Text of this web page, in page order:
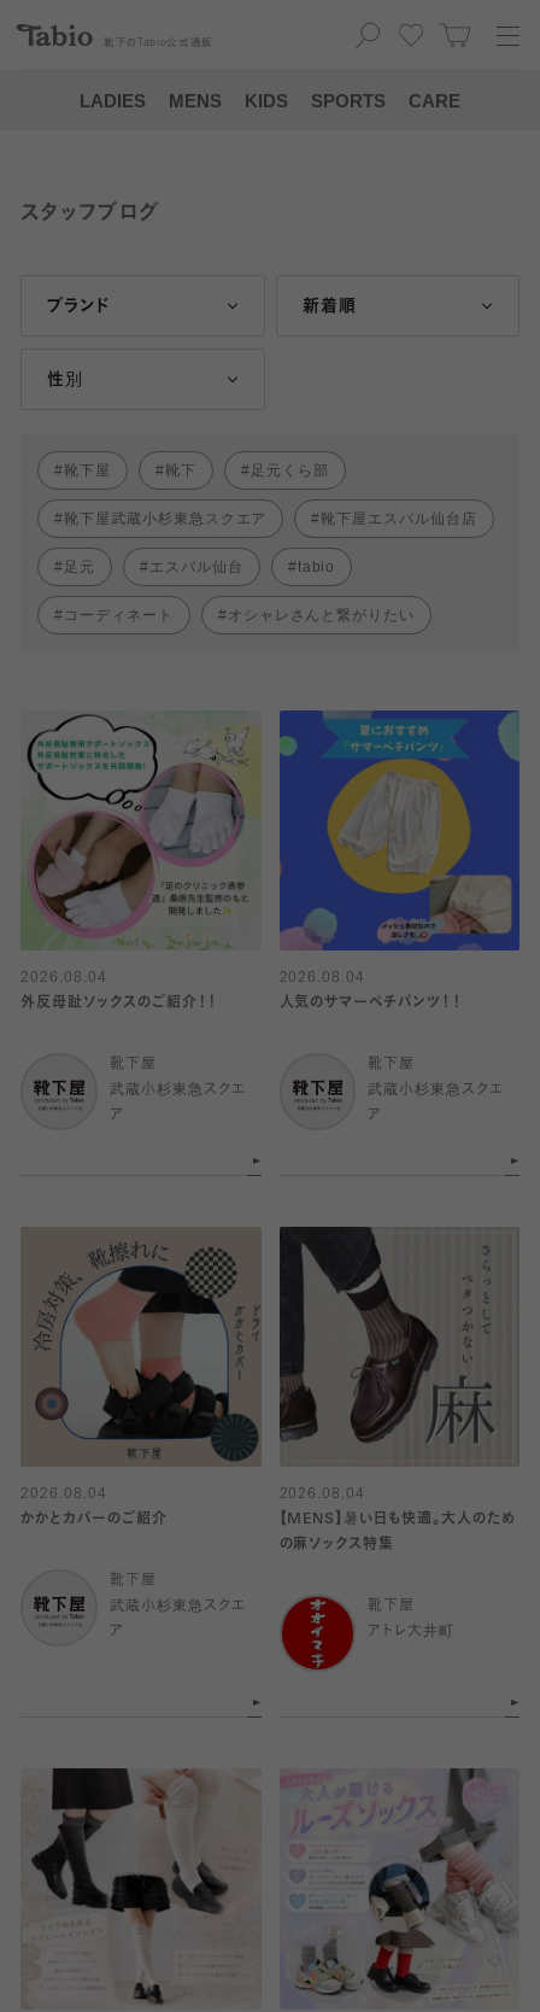
靴下の Tabio 公式通販
LADIES MENS KIDS SPORTS CARE
スタッフブログ
ブランド 新着順
性別
靴下屋 靴下 足元くら部
靴下屋武蔵小杉東急スクエア 靴下屋エスパル仙台店
足元 エスパル仙台 tabio
コーディネート オシャレさんと繋がりたい
2026.08.04
外反母趾ソックスのご紹介！！
靴下屋
武蔵小杉東急スクエ
ア
2026.08.04
人気のサマーペチパンツ！！
靴下屋
武蔵小杉東急スクエ
ア
2026.08.04
かかとカバーのご紹介
靴下屋
武蔵小杉東急スクエ
ア
2026.08.04
【MENS】暑い日も快適。大人のため
の麻ソックス特集
靴下屋
アトレ大井町